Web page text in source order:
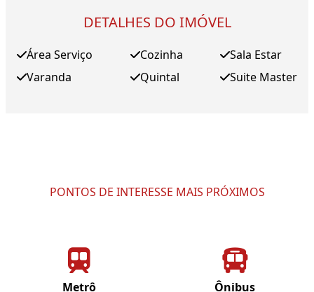
DETALHES DO IMÓVEL
Área Serviço
Varanda
Cozinha
Quintal
Sala Estar
Suite Master
PONTOS DE INTERESSE MAIS PRÓXIMOS
Metrô Ônibus